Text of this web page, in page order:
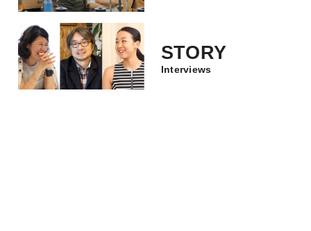
STORY
Interviews